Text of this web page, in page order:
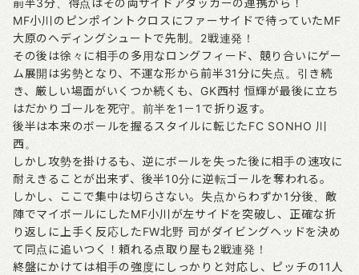
前半3分、得点はその両サイドアタッカーの連携から！
MF小川のピンポイントクロスにファーサイドで待っていたMF
大原のヘディングシュートで先制。2戦連発！
その後は徐々に相手の多用なロングフィード、競り合いにゲー
ム展開は劣勢となり、不運な形から前半31分に失点。引き続
き、厳しい場面がいくつか続くも、GK西村 恒輝が最後に立ち
はだかりゴールを死守。前半を1－1で折り返す。
後半は本来のボールを握るスタイルに転じたFC SONHO 川
西。
しかし攻勢を掛けるも、逆にボールを失った後に相手の速攻に
耐えきることが出来ず、後半10分に逆転ゴールを奪われる。
しかし、ここで集中は切らさない。失点からわずか1分後、敵
陣でマイボールにしたMF小川が左サイドを突破し、正確な折
り返しに上手く反応したFW北野 司がダイビングヘッドを決め
て同点に追いつく！頼れる点取り屋も2戦連発！
終盤にかけては相手の強度にしっかりと対応し、ピッチの11人